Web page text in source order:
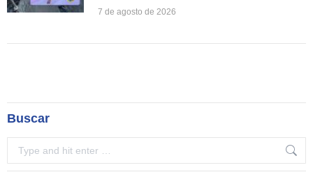
7 de agosto de 2026
Buscar